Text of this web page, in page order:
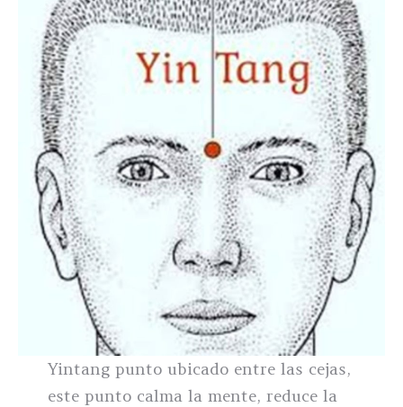
Yintang punto ubicado entre las cejas,
este punto calma la mente, reduce la